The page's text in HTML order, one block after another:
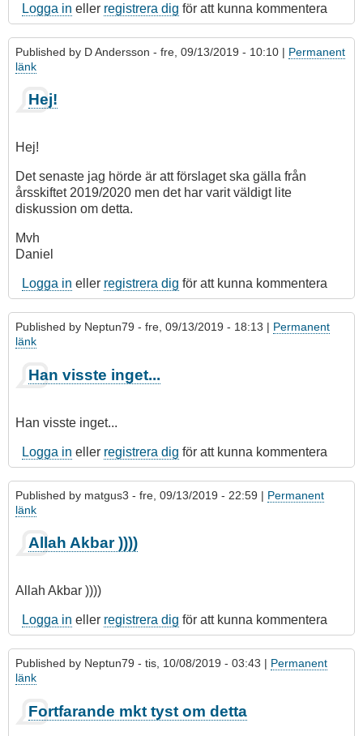
Logga in eller registrera dig för att kunna kommentera
Published by D Andersson - fre, 09/13/2019 - 10:10 | Permanent
länk
Hej!
Hej!
Det senaste jag hörde är att förslaget ska gälla från
årsskiftet 2019/2020 men det har varit väldigt lite
diskussion om detta.
Mvh
Daniel
Logga in eller registrera dig för att kunna kommentera
Published by Neptun79 - fre, 09/13/2019 - 18:13 | Permanent
länk
Som
svar
Fråga
Akilov
)))))
av
matgus3
Han visste inget...
Han visste inget...
Logga in eller registrera dig för att kunna kommentera
Published by matgus3 - fre, 09/13/2019 - 22:59 | Permanent
länk
Allah Akbar ))))
Allah Akbar ))))
Logga in eller registrera dig för att kunna kommentera
Published by Neptun79 - tis, 10/08/2019 - 03:43 | Permanent
länk
Fortfarande mkt tyst om detta